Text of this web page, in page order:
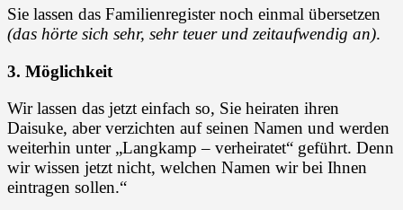
Sie lassen das Familienregister noch einmal übersetzen
(das hörte sich sehr, sehr teuer und zeitaufwendig an).
3. Möglichkeit
Wir lassen das jetzt einfach so, Sie heiraten ihren
Daisuke, aber verzichten auf seinen Namen und werden
weiterhin unter „Langkamp – verheiratet“ geführt. Denn
wir wissen jetzt nicht, welchen Namen wir bei Ihnen
eintragen sollen.“